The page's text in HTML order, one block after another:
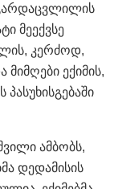
მეექვსე
კერძოდ,
ექიმის,
ამბობს,
დედამისის